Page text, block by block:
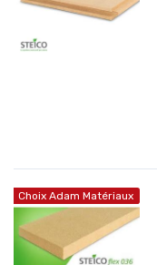
Choix Adam Matériaux